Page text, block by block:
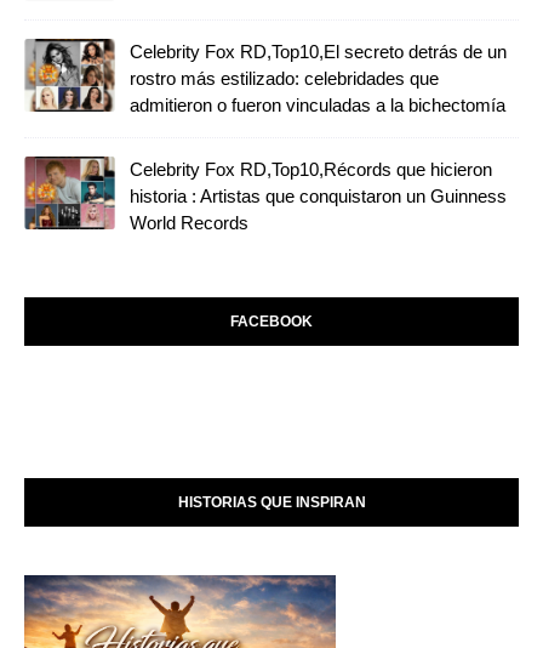
Celebrity Fox RD,Top10,El secreto detrás de un
rostro más estilizado: celebridades que
admitieron o fueron vinculadas a la bichectomía
Celebrity Fox RD,Top10,Récords que hicieron
historia : Artistas que conquistaron un Guinness
World Records
FACEBOOK
HISTORIAS QUE INSPIRAN